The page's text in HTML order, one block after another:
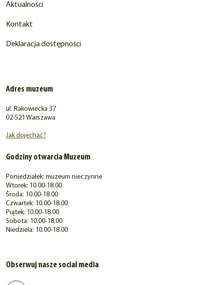
Aktualności
Kontakt
Deklaracja dostępności
Adres muzeum
ul. Rakowiecka 37
02-521 Warszawa
Jak dojechać?
Godziny otwarcia Muzeum
Poniedziałek: muzeum nieczynne
Wtorek: 10.00-18.00
Środa: 10.00-18.00
Czwartek: 10.00-18.00
Piątek: 10.00-18.00
Sobota: 10.00-18.00
Niedziela: 10.00-18.00
Obserwuj nasze social media